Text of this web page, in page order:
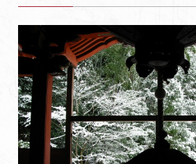
特集 おす
見どころ 食べ
おみやげ イベ
アク